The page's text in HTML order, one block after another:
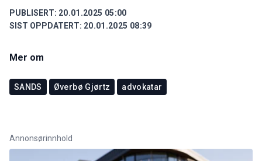
PUBLISERT: 20.01.2025 05:00
SIST OPPDATERT: 20.01.2025 08:39
Mer om
SANDS Øverbø Gjørtz advokatar
Annonsørinnhold